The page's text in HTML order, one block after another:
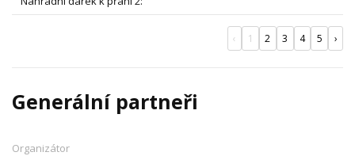
‹ 1 2 3 4 5 ›
Generální partneři
Organizátor